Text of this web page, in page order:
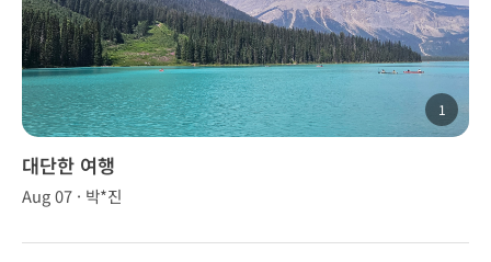
1
대단한 여행
Aug 07 · 박*진